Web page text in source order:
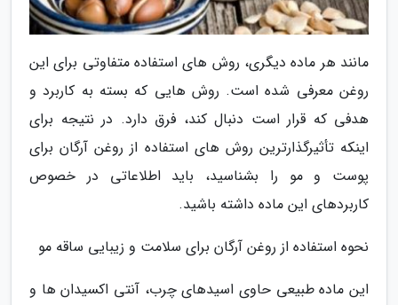
مانند هر ماده دیگری، روش های استفاده متفاوتی برای این
روغن معرفی شده است. روش هایی که بسته به کاربرد و
هدفی که قرار است دنبال کند، فرق دارد. در نتیجه برای
اینکه تأثیرگذارترین روش های استفاده از روغن آرگان برای
پوست و مو را بشناسید، باید اطلاعاتی در خصوص
کاربردهای این ماده داشته باشید.
نحوه استفاده از روغن آرگان برای سلامت و زیبایی ساقه مو
این ماده طبیعی حاوی اسیدهای چرب، آنتی اکسیدان ها و